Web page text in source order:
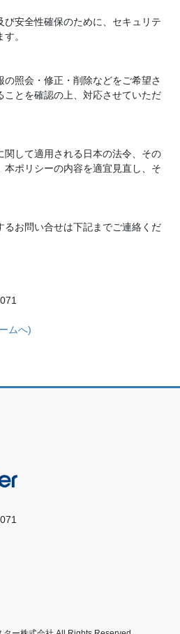
び安全性確保のために、セキュリテ
。
照会・修正・削除などをご希望さ
ことを確認の上、対応させていただ
関して適用される日本の法令、その
ポリシーの内容を適宜見直し、そ
るお問い合せは下記までご連絡くだ
ムへ)